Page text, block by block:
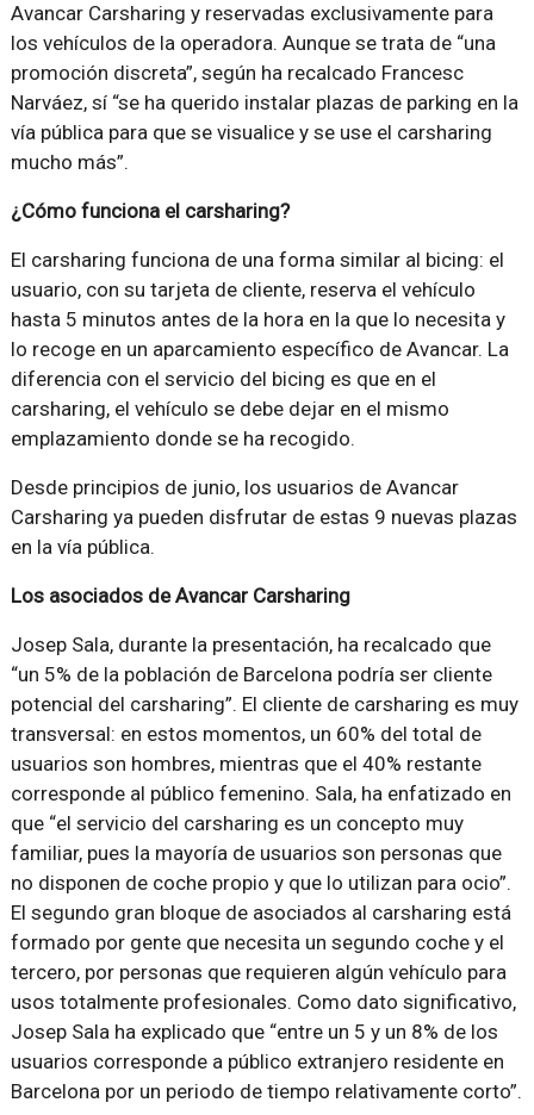
Avancar Carsharing y reservadas exclusivamente para
los vehículos de la operadora. Aunque se trata de “una
promoción discreta”, según ha recalcado Francesc
Narváez, sí “se ha querido instalar plazas de parking en la
vía pública para que se visualice y se use el carsharing
mucho más”.
¿Cómo funciona el carsharing?
El carsharing funciona de una forma similar al bicing: el
usuario, con su tarjeta de cliente, reserva el vehículo
hasta 5 minutos antes de la hora en la que lo necesita y
lo recoge en un aparcamiento específico de Avancar. La
diferencia con el servicio del bicing es que en el
carsharing, el vehículo se debe dejar en el mismo
emplazamiento donde se ha recogido.
Desde principios de junio, los usuarios de Avancar
Carsharing ya pueden disfrutar de estas 9 nuevas plazas
en la vía pública.
Los asociados de Avancar Carsharing
Josep Sala, durante la presentación, ha recalcado que
“un 5% de la población de Barcelona podría ser cliente
potencial del carsharing”. El cliente de carsharing es muy
transversal: en estos momentos, un 60% del total de
usuarios son hombres, mientras que el 40% restante
corresponde al público femenino. Sala, ha enfatizado en
que “el servicio del carsharing es un concepto muy
familiar, pues la mayoría de usuarios son personas que
no disponen de coche propio y que lo utilizan para ocio”.
El segundo gran bloque de asociados al carsharing está
formado por gente que necesita un segundo coche y el
tercero, por personas que requieren algún vehículo para
usos totalmente profesionales. Como dato significativo,
Josep Sala ha explicado que “entre un 5 y un 8% de los
usuarios corresponde a público extranjero residente en
Barcelona por un periodo de tiempo relativamente corto”.